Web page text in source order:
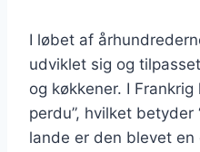
I løbet af
udviklet sig og
og køkkener. I
perdu”, hvilket betyder
lande er den blevet en